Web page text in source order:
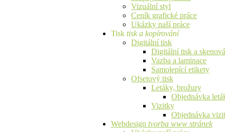
Vizuální styl
Ceník grafické práce
Ukázky naší práce
Tisk tisk a kopírování
Digitální tisk
Digitální tisk a
Vazba a laminace
Samolepící etikety
Ofsetový tisk
Letáky, brožury
Objednávka
Vizitky
Objednávka
Webdesign tvorba www stránek